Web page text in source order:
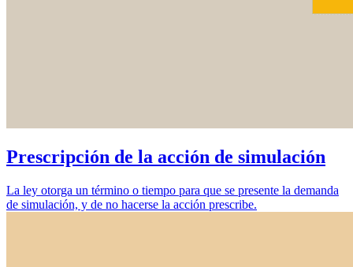
Prescripción de la acción de simulación
La ley otorga un término o tiempo para que se presente la demanda
de simulación, y de no hacerse la acción prescribe.